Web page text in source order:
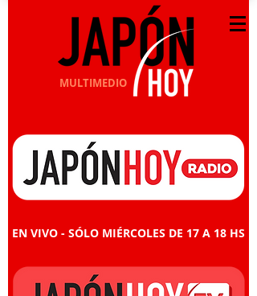
MULTIMEDIO
EN VIVO - SÓLO MIÉRCOLES DE 17 A 18 HS